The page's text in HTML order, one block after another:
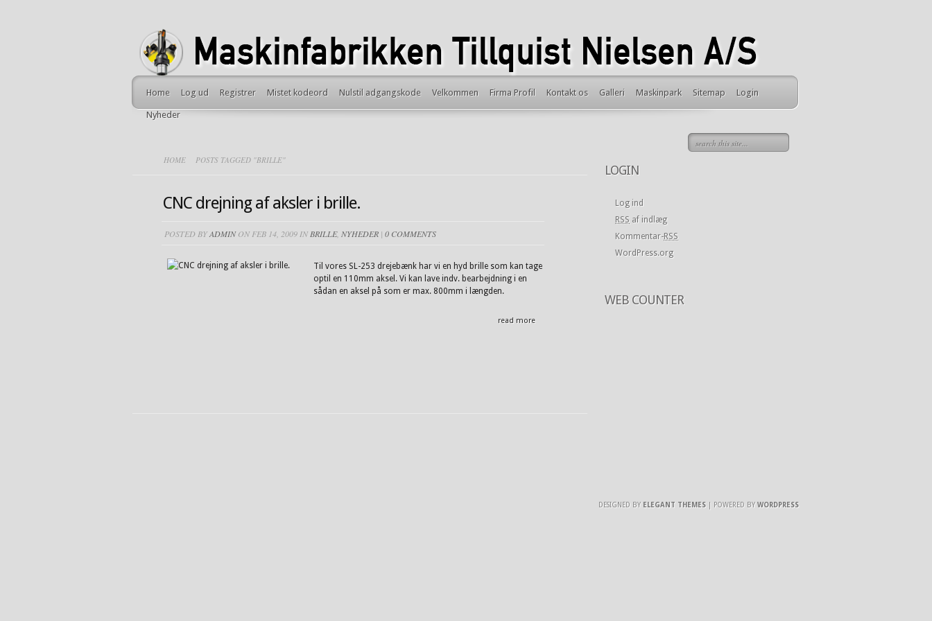
Home Log ud Registrer Mistet kodeord Nulstil adgangskode Velkommen Firma Profil Kontakt os Galleri Maskinpark Sitemap Login
Nyheder
HOME POSTS TAGGED "BRILLE"
CNC drejning af aksler i brille.
POSTED BYADMINON FEB 14, 2009 IN BRILLE, NYHEDER | 0 COMMENTS
Til vores SL-253 drejebænk har vi en hyd brille som kan tage
optil en 110mm aksel. Vi kan lave indv. bearbejdning i en
sådan en aksel på som er max. 800mm i længden.
read more
LOGIN
Log ind
RSS af indlæg
Kommentar-RSS
WordPress.org
WEB COUNTER
DESIGNED BY ELEGANT THEMES | POWERED BY WORDPRESS